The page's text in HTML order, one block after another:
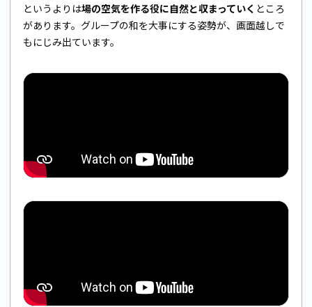
というよりは場の空気を作る役に自然と収まっていく ところ
があります。グループの和を大事にする姿勢が、画面越しで
もにじみ出ています。